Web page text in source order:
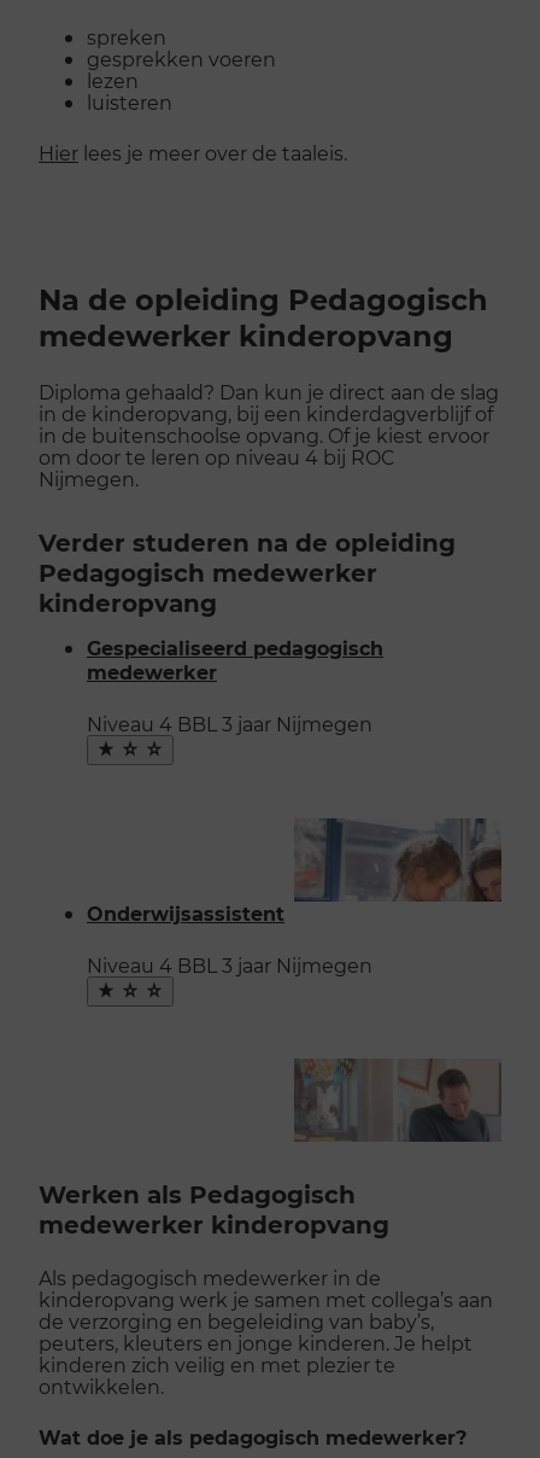
spreken
gesprekken voeren
lezen
luisteren
Hier lees je meer over de taaleis.
Na de opleiding Pedagogisch
medewerker kinderopvang
Diploma gehaald? Dan kun je direct aan de slag
in de kinderopvang, bij een kinderdagverblijf of
in de buitenschoolse opvang. Of je kiest ervoor
om door te leren op niveau 4 bij ROC
Nijmegen.
Verder studeren na de opleiding
Pedagogisch medewerker
kinderopvang
Gespecialiseerd pedagogisch
medewerker
Niveau 4 BBL 3 jaar Nijmegen
Maak
favoriet
Onderwijsassistent
Niveau 4 BBL 3 jaar Nijmegen
Maak
favoriet
Werken als Pedagogisch
medewerker kinderopvang
Als pedagogisch medewerker in de
kinderopvang werk je samen met collega’s aan
de verzorging en begeleiding van baby’s,
peuters, kleuters en jonge kinderen. Je helpt
kinderen zich veilig en met plezier te
ontwikkelen.
Wat doe je als pedagogisch medewerker?